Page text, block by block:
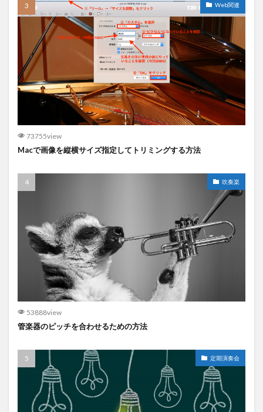
Web関連
73755view
Macで画像を縦横サイズ指定してトリミングする方法
吹奏楽
53888view
管楽器のピッチを合わせるための方法
定期演奏会